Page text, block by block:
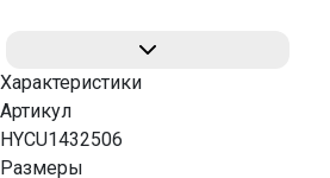
Характеристики
Артикул
HYCU1432506
Размеры